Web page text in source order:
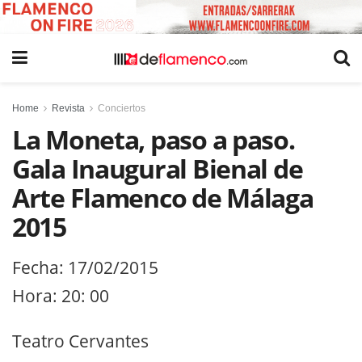
Home Revista Conciertos
La Moneta, paso a paso.
Gala Inaugural Bienal de
Arte Flamenco de Málaga
2015
Fecha: 17/02/2015
Hora: 20: 00
Teatro Cervantes